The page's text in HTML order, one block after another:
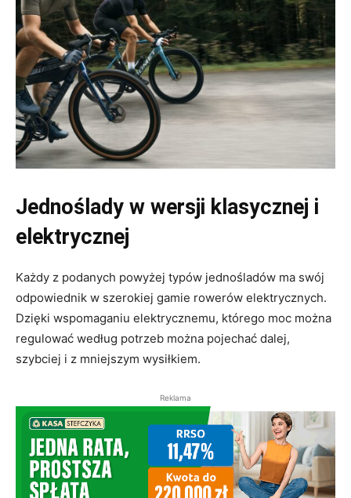
Jednoślady w wersji klasycznej i
elektrycznej
Każdy z podanych powyżej typów jednośladów ma swój
odpowiednik w szerokiej gamie rowerów elektrycznych.
Dzięki wspomaganiu elektrycznemu, którego moc można
regulować według potrzeb można pojechać dalej,
szybciej i z mniejszym wysiłkiem.
Reklama